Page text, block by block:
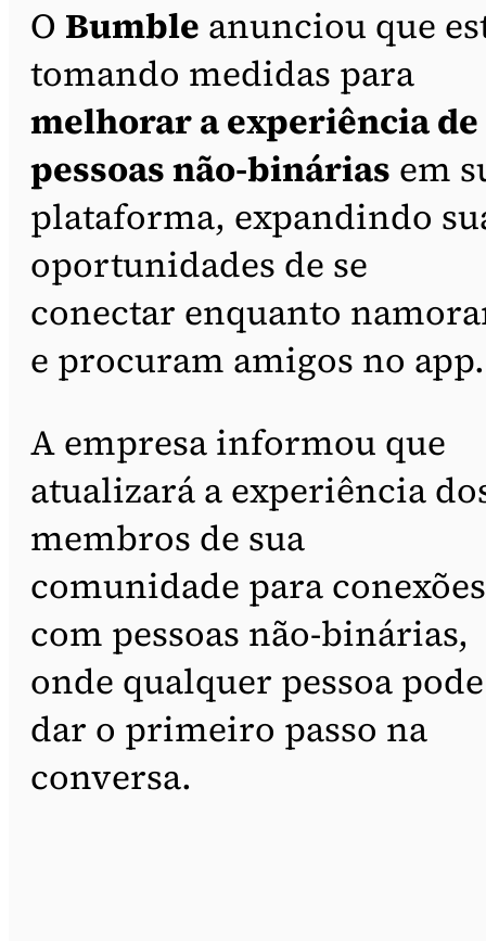
O Bumble anunciou que
tomando medidas para
melhorar a experiência de
pessoas não-binárias em
plataforma, expandindo
oportunidades de se
conectar enquanto
e procuram amigos no app.
A empresa informou que
atualizará a experiência
membros de sua
comunidade para conexões
com pessoas não-binárias,
onde qualquer pessoa pode
dar o primeiro passo na
conversa.